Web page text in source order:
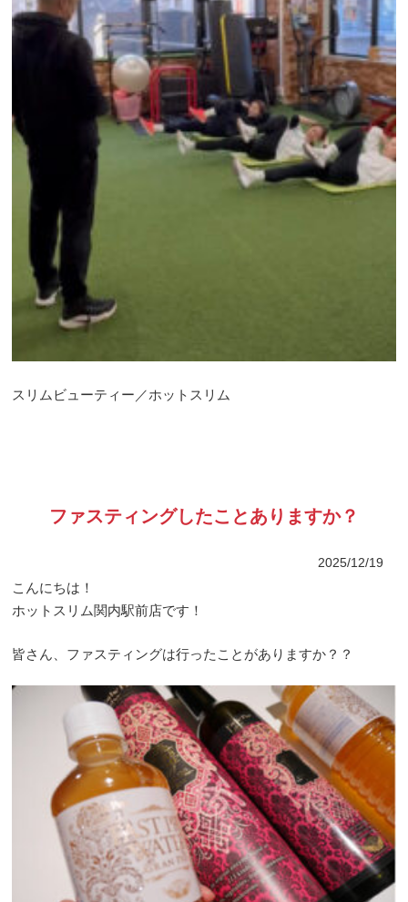
スリムビューティー／ホットスリム
ファスティングしたことありますか？
2025/12/19
こんにちは！
ホットスリム関内駅前店です！
皆さん、ファスティングは行ったことがありますか？？